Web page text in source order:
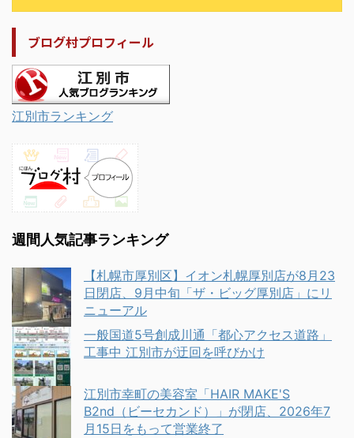
ブログ村プロフィール
江別市ランキング
週間人気記事ランキング
【札幌市厚別区】イオン札幌厚別店が8月23
日閉店、9月中旬「ザ・ビッグ厚別店」にリ
ニューアル
一般国道5号創成川通「都心アクセス道路」
工事中 江別市が迂回を呼びかけ
江別市幸町の美容室「HAIR MAKE'S
B2nd（ビーセカンド）」が閉店、2026年7
月15日をもって営業終了